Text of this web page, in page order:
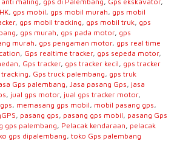
, gps mobil, gps mobil murah, gps mobil
, gps mobil tracking, gps mobil truk, gps
, gps murah, gps pada motor, gps
murah, gps pengaman motor, gps real time
, Gps realtime tracker, gps sepeda motor,
, Gps tracker, gps tracker kecil, gps tracker
tracking, Gps truck palembang, gps truk
Gps palembang, Jasa pasang Gps, jasa
, jual gps motor, jual gps tracker motor,
, memasang gps mobil, mobil pasang gps,
, pasang gps, pasang gps mobil, pasang Gps
gps palembang, Pelacak kendaraan, pelacak
gps dipalembang, toko Gps palembang